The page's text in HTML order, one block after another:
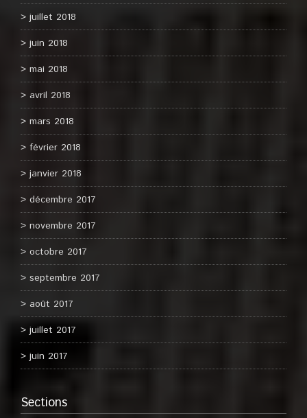
juillet 2018
juin 2018
mai 2018
avril 2018
mars 2018
février 2018
janvier 2018
décembre 2017
novembre 2017
octobre 2017
septembre 2017
août 2017
juillet 2017
juin 2017
Sections